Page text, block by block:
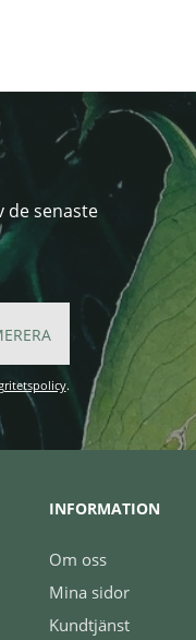
de senaste
.
INFORMATION
Om oss
Mina sidor
Kundtjänst